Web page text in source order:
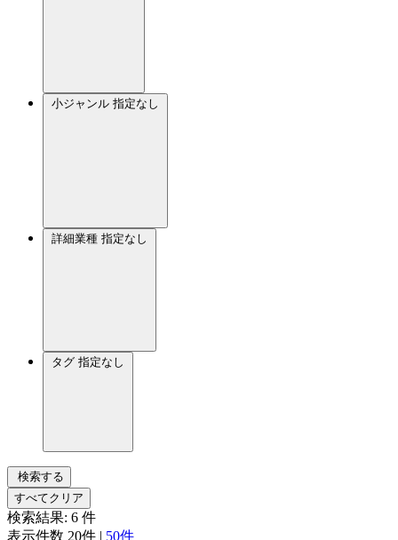
小ジャンル 指定なし
詳細業種 指定なし
タグ 指定なし
検索する
すべてクリア
検索結果: 6 件
表示件数 20件 | 50件